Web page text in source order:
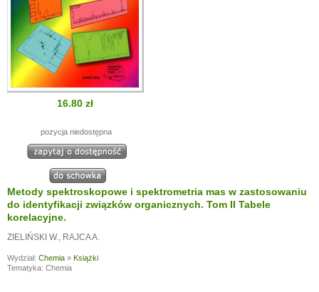
16.80 zł
pozycja niedostępna
Metody spektroskopowe i spektrometria mas w zastosowaniu
do identyfikacji związków organicznych. Tom II Tabele
korelacyjne.
ZIELIŃSKI W., RAJCA A.
Wydział: Chemia » Książki
Tematyka: Chemia